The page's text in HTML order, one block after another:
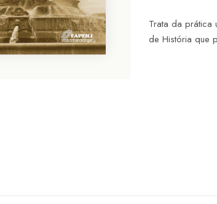
Trata da prática
de História que